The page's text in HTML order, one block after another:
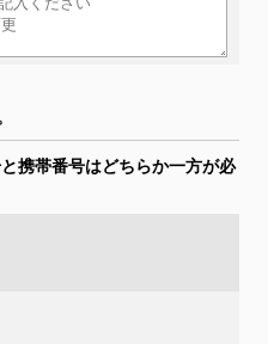
携帯番号はどちらか一方が必